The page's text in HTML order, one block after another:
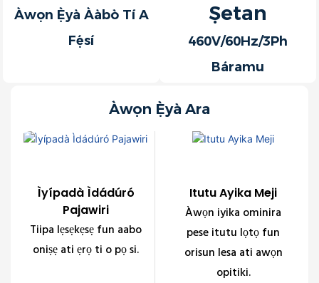
Àwọn Ẹ̀yà Ààbò Tí A
Fẹ́sí
Ṣetan
460V/60Hz/3Ph
Báramu
Àwọn Ẹ̀yà Ara
Ìyípadà Ìdádúró
Pajawiri
Tiipa lẹsẹkẹsẹ fun aabo
oniṣẹ ati ẹrọ ti o pọ si.
Itutu Ayika Meji
Àwọn iyika ominira
pese itutu lọtọ fun
orisun lesa ati awọn
opitiki.